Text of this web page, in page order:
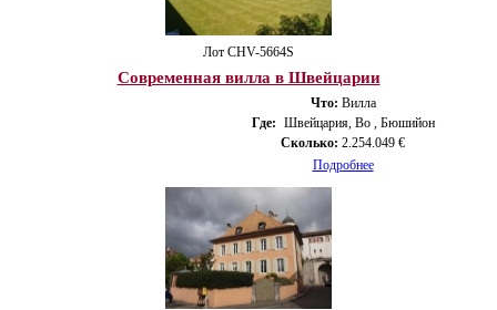
Лот CHV-5664S
Современная вилла в Швейцарии
Что: Вилла
Где: Швейцария, Во , Бюшийон
Сколько: 2.254.049 €
Подробнее